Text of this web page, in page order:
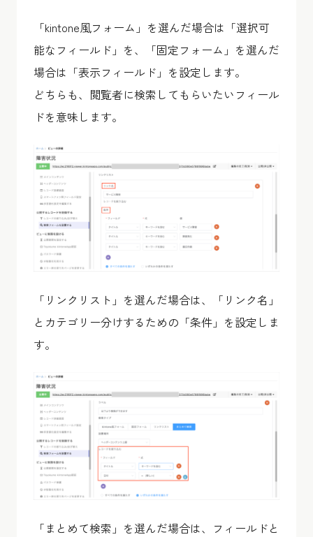
「kintone風フォーム」を選んだ場合は「選択可
能なフィールド」を、「固定フォーム」を選んだ
場合は「表示フィールド」を設定します。
どちらも、閲覧者に検索してもらいたいフィール
ドを意味します。
「リンクリスト」を選んだ場合は、「リンク名」
とカテゴリー分けするための「条件」を設定しま
す。
「まとめて検索」を選んだ場合は、フィールドと